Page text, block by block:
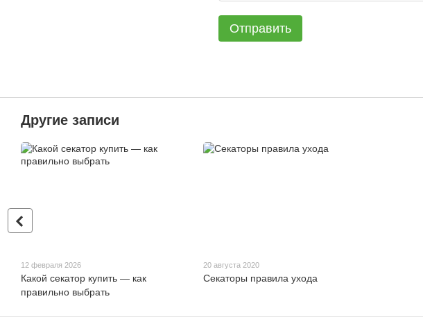
Отправить
Другие записи
12 февраля 2026
Какой секатор купить — как
правильно выбрать
20 августа 2020
Секаторы правила ухода